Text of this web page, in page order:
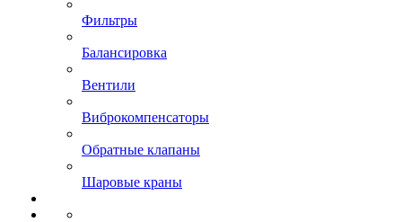
Фильтры
Балансировка
Вентили
Виброкомпенсаторы
Обратные клапаны
Шаровые краны